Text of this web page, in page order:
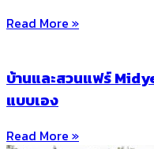
Read More »
บ้านและสวนแฟร์
แบบเอง
Read More »